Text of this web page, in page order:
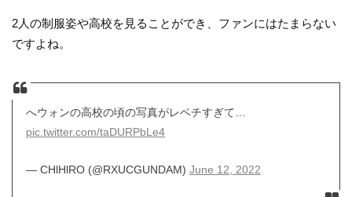
2人の制服姿や高校を見ることができ、ファンにはたまらない
ですよね。
へウォンの高校の頃の写真がレベチすぎて…
pic.twitter.com/taDURPbLe4
— CHlHlRO (@RXUCGUNDAM) June 12, 2022